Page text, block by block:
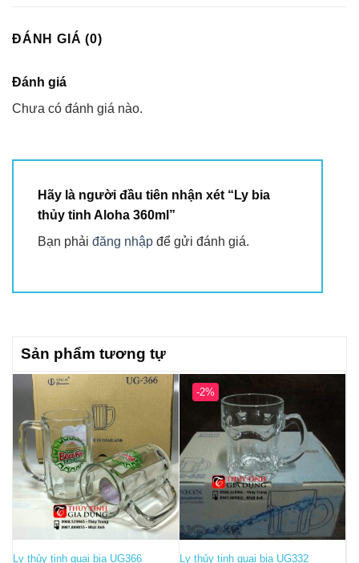
ĐÁNH GIÁ (0)
Đánh giá
Chưa có đánh giá nào.
Hãy là người đầu tiên nhận xét “Ly bia
thủy tinh Aloha 360ml”
Bạn phải đăng nhập để gửi đánh giá.
Sản phẩm tương tự
Ly thủy tinh quai bia UG366
-2%
Ly thủy tinh quai bia UG332